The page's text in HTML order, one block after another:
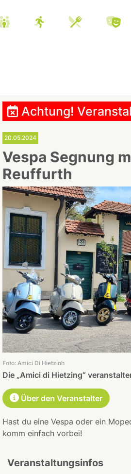
Achtung!
20.05.2024
Vespa Segnung
Reuffurth
Foto: Amici Di Hietzinh
Die „Amici di Hietzing“
Über den Veranstalter
Hast du eine Vespa oder ein
komm einfach vorbei!
Veranstaltungsinfos